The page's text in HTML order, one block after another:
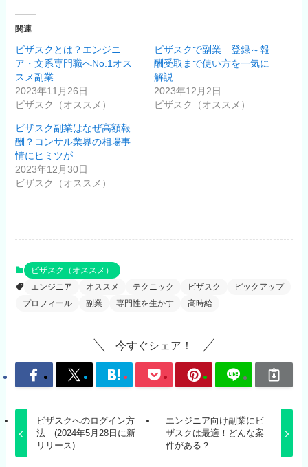
関連
ビザスクとは？エンジニ
ア・文系専門職へNo.1オス
スメ副業
2023年11月26日
ビザスク（オススメ）
ビザスクで副業 登録～報
酬受取まで使い方を一気に
解説
2023年12月2日
ビザスク（オススメ）
ビザスク副業はなぜ高額報
酬？コンサル業界の相場事
情にヒミツが
2023年12月30日
ビザスク（オススメ）
ビザスク（オススメ）
エンジニア
オススメ テクニック ビザスク
ピックアップ
プロフィール
副業 専門性を生かす 高時給
今すぐシェア！
ビザスクへのログイン方
法 (2024年5月28日に新
リリース)
エンジニア向け副業にビ
ザスクは最適！どんな案
件がある？